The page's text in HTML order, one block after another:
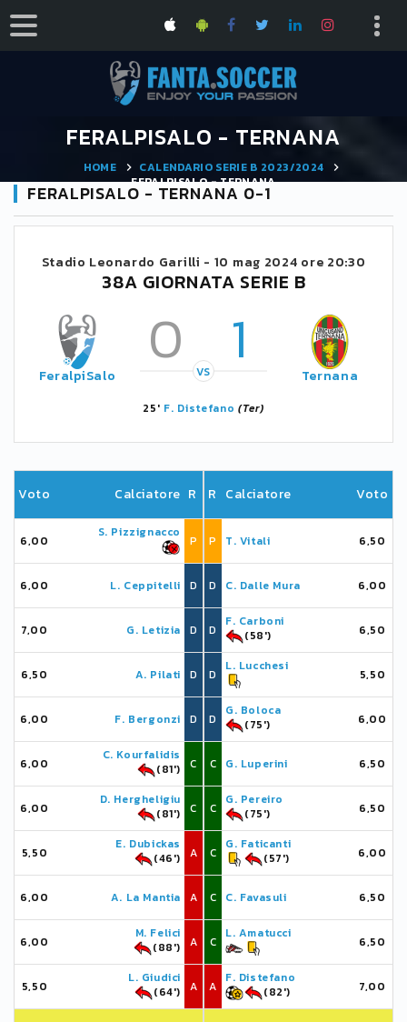
FERALPISALO - TERNANA
HOME
CALENDARIO SERIE B 2023/2024
FERALPISALO - TERNANA
FERALPISALO - TERNANA 0-1
Stadio Leonardo Garilli - 10 mag 2024 ore 20:30
38A GIORNATA SERIE B
FeralpiSalo 0 1
VS Ternana
25' F. Distefano (Ter)
Voto Calciatore R
6,00
S. Pizzignacco
P
6,00 L. Ceppitelli D
7,00 G. Letizia D
6,50 A. Pilati D
6,00 F. Bergonzi D
6,00
C. Kourfalidis
(81')
C
6,00
D. Hergheligiu
(81')
C
5,50
E. Dubickas
(46')
A
6,00 A. La Mantia A
6,00
M. Felici
(88')
A
5,50
L. Giudici
(64')
A
R Calciatore Voto
P T. Vitali 6,50
D C. Dalle Mura 6,00
D
F. Carboni
(58')
6,50
D
L. Lucchesi
5,50
D
G. Boloca
(75')
6,00
C G. Luperini 6,50
C
G. Pereiro
(75')
6,50
C
G. Faticanti
(57')
6,00
C C. Favasuli 6,50
C
L. Amatucci
6,50
A
F. Distefano
(82')
7,00